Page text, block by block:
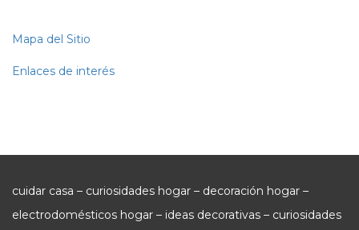
Mapa del Sitio
Enlaces de interés
cuidar casa – curiosidades hogar – decoración hogar –
electrodomésticos hogar – ideas decorativas – curiosidades